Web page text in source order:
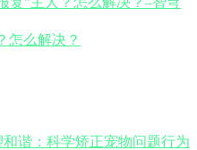
怎么解决？